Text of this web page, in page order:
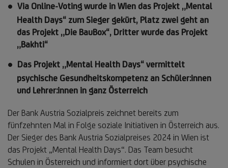
Via Online-Voting wurde in Wien das Projekt „Mental
Health Days“ zum Sieger gekürt, Platz zwei geht an
das Projekt „Die BauBox“, Dritter wurde das Projekt
„Bakhti“
Das Projekt „Mental Health Days“ vermittelt
psychische Gesundheitskompetenz an Schüler:innen
und Lehrer:innen in ganz Österreich
Der Bank Austria Sozialpreis zeichnet bereits zum
fünfzehnten Mal in Folge soziale Initiativen in Österreich aus.
Der Sieger des Bank Austria Sozialpreises 2024 in Wien ist
das Projekt „Mental Health Days“. Das Team besucht
Schulen in Österreich und informiert dort über psychische